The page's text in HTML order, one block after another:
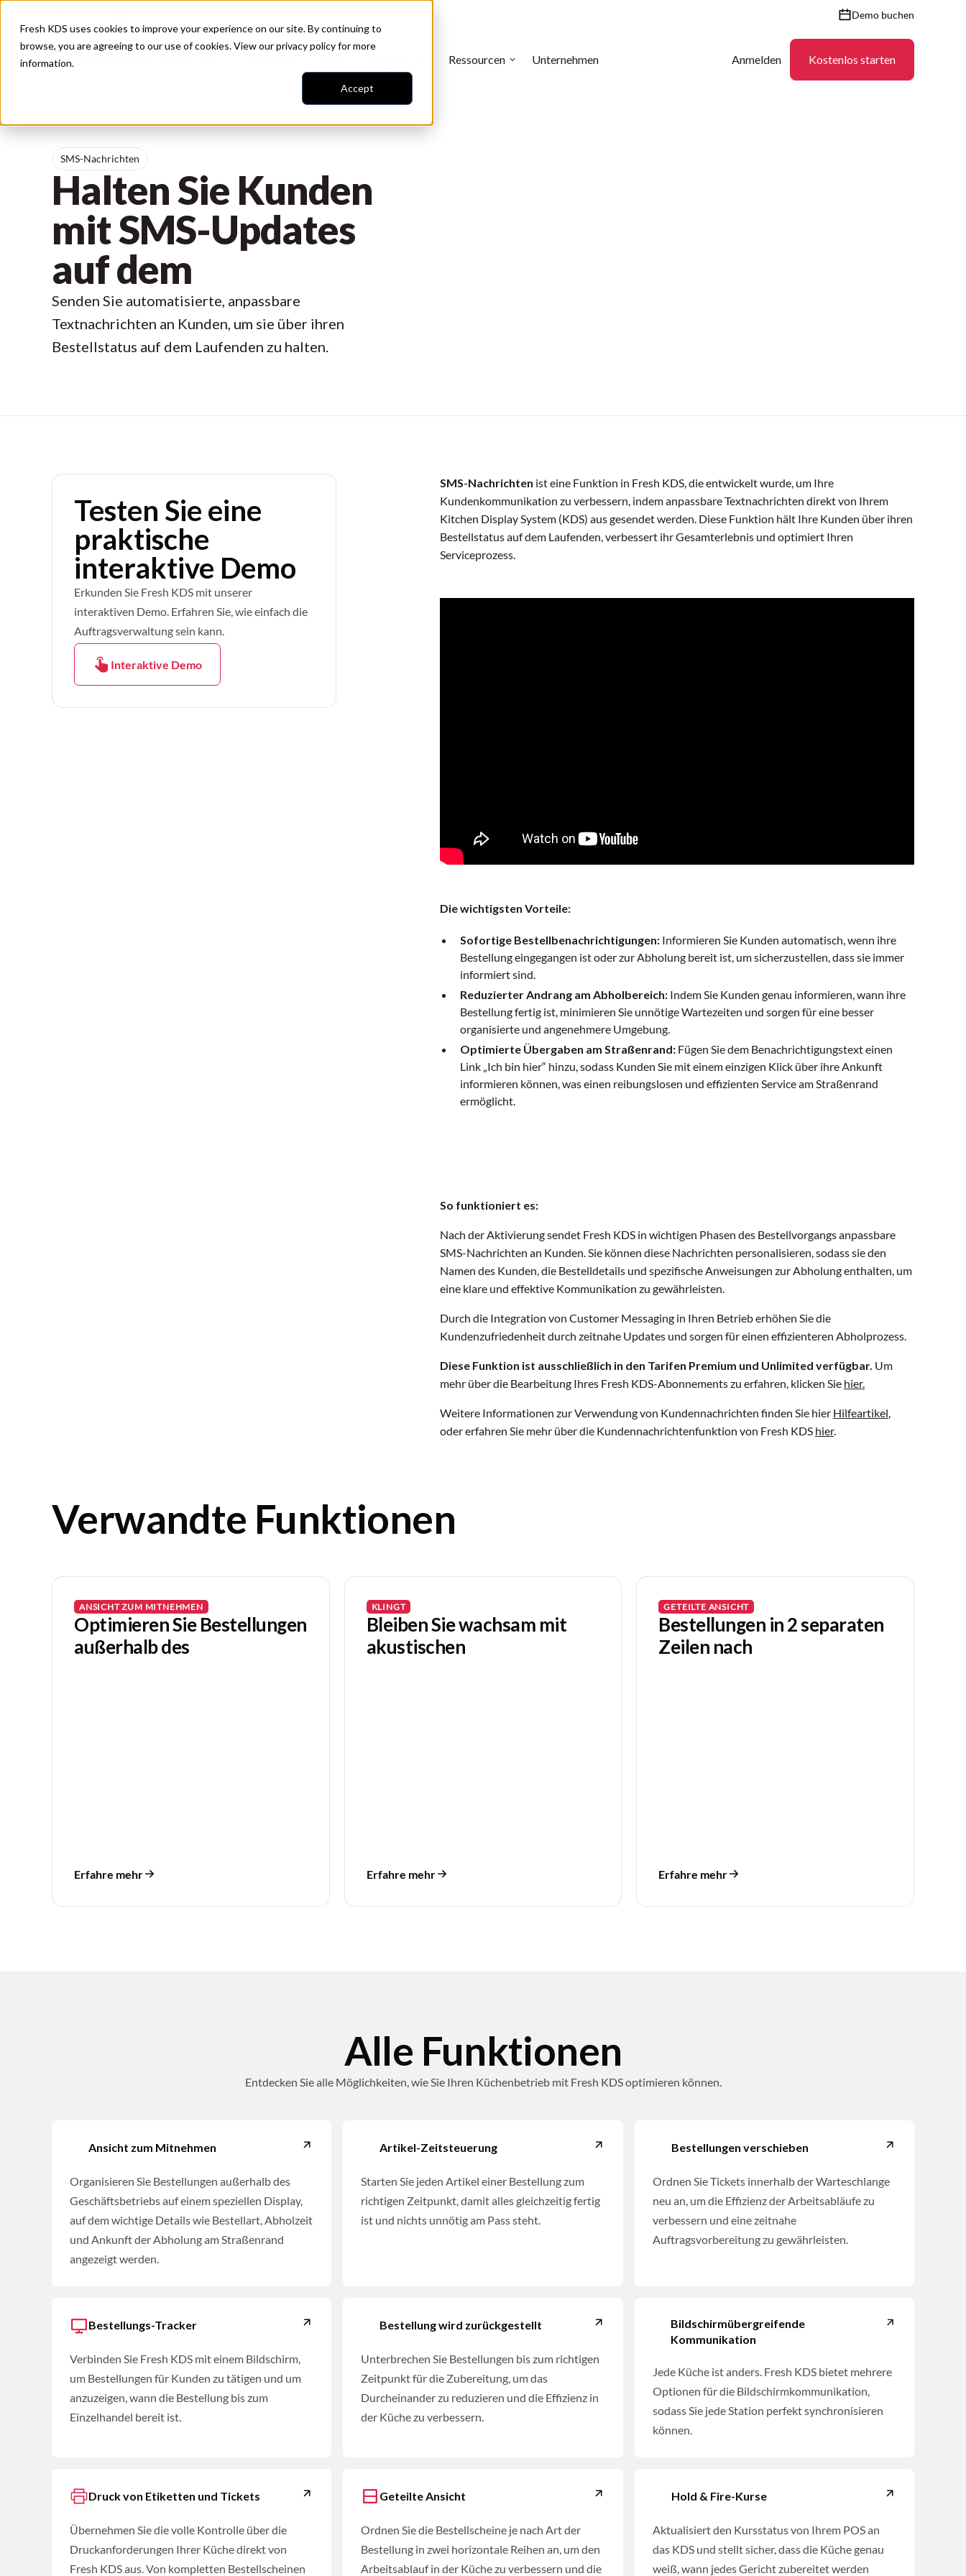
Fresh KDS uses cookies to improve your experience on our site. By continuing to
browse, you are agreeing to our use of cookies. View ourprivacy policyfor more
information.
Accept
Demo buchen
Ressourcen Unternehmen Anmelden Kostenlos starten
SMS-Nachrichten
Halten Sie Kunden
mit SMS-Updates
auf dem
Senden Sie automatisierte, anpassbare
Textnachrichten an Kunden, um sie über ihren
Bestellstatus auf dem Laufenden zu halten.
Testen Sie eine
praktische
interaktive Demo
Erkunden Sie Fresh KDS mit unserer
interaktiven Demo. Erfahren Sie, wie einfach die
Auftragsverwaltung sein kann.
Interaktive Demo
SMS-Nachrichten ist eine Funktion in Fresh KDS, die entwickelt wurde, um Ihre
Kundenkommunikation zu verbessern, indem anpassbare Textnachrichten direkt von Ihrem
Kitchen Display System (KDS) aus gesendet werden. Diese Funktion hält Ihre Kunden über ihren
Bestellstatus auf dem Laufenden, verbessert ihr Gesamterlebnis und optimiert Ihren
Serviceprozess.
Die wichtigsten Vorteile:
Sofortige Bestellbenachrichtigungen: Informieren Sie Kunden automatisch, wenn ihre
Bestellung eingegangen ist oder zur Abholung bereit ist, um sicherzustellen, dass sie immer
informiert sind.
Reduzierter Andrang am Abholbereich: Indem Sie Kunden genau informieren, wann ihre
Bestellung fertig ist, minimieren Sie unnötige Wartezeiten und sorgen für eine besser
organisierte und angenehmere Umgebung.
Optimierte Übergaben am Straßenrand: Fügen Sie dem Benachrichtigungstext einen
Link „Ich bin hier“ hinzu, sodass Kunden Sie mit einem einzigen Klick über ihre Ankunft
informieren können, was einen reibungslosen und effizienten Service am Straßenrand
ermöglicht.
So funktioniert es:
Nach der Aktivierung sendet Fresh KDS in wichtigen Phasen des Bestellvorgangs anpassbare
SMS-Nachrichten an Kunden. Sie können diese Nachrichten personalisieren, sodass sie den
Namen des Kunden, die Bestelldetails und spezifische Anweisungen zur Abholung enthalten, um
eine klare und effektive Kommunikation zu gewährleisten.
Durch die Integration von Customer Messaging in Ihren Betrieb erhöhen Sie die
Kundenzufriedenheit durch zeitnahe Updates und sorgen für einen effizienteren Abholprozess.
Diese Funktion ist ausschließlich in den Tarifen Premium und Unlimited verfügbar. Um
mehr über die Bearbeitung Ihres Fresh KDS-Abonnements zu erfahren, klicken Sie hier.
Weitere Informationen zur Verwendung von Kundennachrichten finden Sie hier Hilfeartikel,
oder erfahren Sie mehr über die Kundennachrichtenfunktion von Fresh KDS hier.
Verwandte Funktionen
ANSICHT ZUM MITNEHMEN
Optimieren Sie Bestellungen
außerhalb des
Erfahre mehr
KLINGT
Bleiben Sie wachsam mit
akustischen
Erfahre mehr
GETEILTE ANSICHT
Bestellungen in 2 separaten
Zeilen nach
Erfahre mehr
Alle Funktionen
Entdecken Sie alle Möglichkeiten, wie Sie Ihren Küchenbetrieb mit Fresh KDS optimieren können.
Ansicht zum Mitnehmen
Organisieren Sie Bestellungen außerhalb des
Geschäftsbetriebs auf einem speziellen Display,
auf dem wichtige Details wie Bestellart, Abholzeit
und Ankunft der Abholung am Straßenrand
angezeigt werden.
Artikel-Zeitsteuerung
Starten Sie jeden Artikel einer Bestellung zum
richtigen Zeitpunkt, damit alles gleichzeitig fertig
ist und nichts unnötig am Pass steht.
Bestellungen verschieben
Ordnen Sie Tickets innerhalb der Warteschlange
neu an, um die Effizienz der Arbeitsabläufe zu
verbessern und eine zeitnahe
Auftragsvorbereitung zu gewährleisten.
Bestellungs-Tracker
Verbinden Sie Fresh KDS mit einem Bildschirm,
um Bestellungen für Kunden zu tätigen und um
anzuzeigen, wann die Bestellung bis zum
Einzelhandel bereit ist.
Bestellung wird zurückgestellt
Unterbrechen Sie Bestellungen bis zum richtigen
Zeitpunkt für die Zubereitung, um das
Durcheinander zu reduzieren und die Effizienz in
der Küche zu verbessern.
Bildschirmübergreifende
Kommunikation
Jede Küche ist anders. Fresh KDS bietet mehrere
Optionen für die Bildschirmkommunikation,
sodass Sie jede Station perfekt synchronisieren
können.
Druck von Etiketten und Tickets
Übernehmen Sie die volle Kontrolle über die
Druckanforderungen Ihrer Küche direkt von
Fresh KDS aus. Von kompletten Bestellscheinen
Geteilte Ansicht
Ordnen Sie die Bestellscheine je nach Art der
Bestellung in zwei horizontale Reihen an, um den
Arbeitsablauf in der Küche zu verbessern und die
Hold & Fire-Kurse
Aktualisiert den Kursstatus von Ihrem POS an
das KDS und stellt sicher, dass die Küche genau
weiß, wann jedes Gericht zubereitet werden